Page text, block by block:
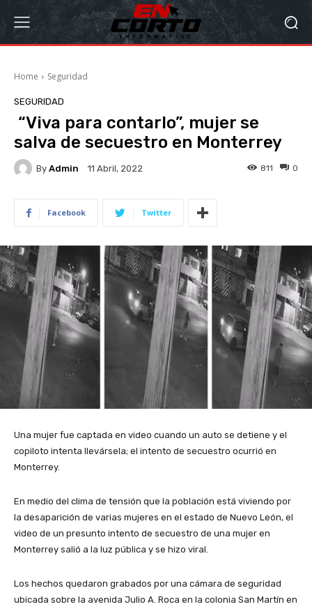
Home Seguridad
SEGURIDAD
“Viva para contarlo”, mujer se
salva de secuestro en Monterrey
By Admin 11 Abril, 2022 0
811
Facebook Twitter
Una mujer fue captada en video cuando un auto se detiene y el
copiloto intenta llevársela; el intento de secuestro ocurrió en
Monterrey.
En medio del clima de tensión que la población está viviendo por
la desaparición de varias mujeres en el estado de Nuevo León, el
video de un presunto intento de secuestro de una mujer en
Monterrey salió a la luz pública y se hizo viral.
Los hechos quedaron grabados por una cámara de seguridad
ubicada sobre la avenida Julio A. Roca en la colonia San Martín en